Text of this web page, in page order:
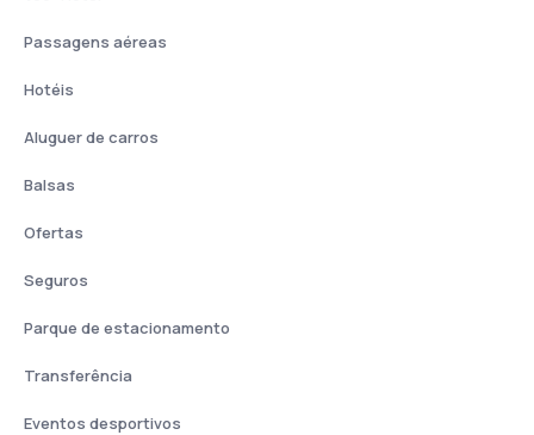
Passagens aéreas
Hotéis
Aluguer de carros
Balsas
Ofertas
Seguros
Parque de estacionamento
Transferência
Eventos desportivos